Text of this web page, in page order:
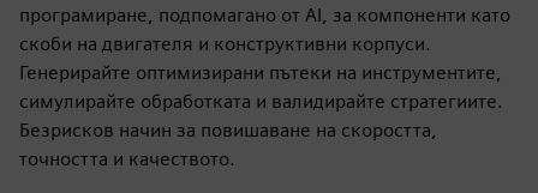
програмиране, подпомагано от AI, за компоненти като
скоби на двигателя и конструктивни корпуси.
Генерирайте оптимизирани пътеки на инструментите,
симулирайте обработката и валидирайте стратегиите.
Безрисков начин за повишаване на скоростта,
точността и качеството.